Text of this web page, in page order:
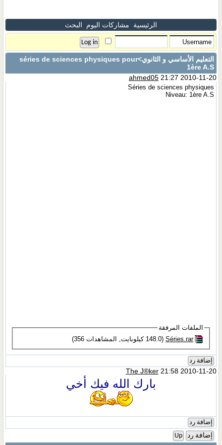
الرئيسية مشاركات اليوم البحث
التعليم الأساسي و الثانوي >séries de sciences physiques pour
1ère A.S
ahmed0521:27 2010-11-20
Séries de sciences physiques
Niveau: 1ère A.S
الملفات المرفقة
Séries.rar‏(148.0 كيلوبايت, المشاهدات 356)
إضافة رد
The J®ker21:58 2010-11-20
بارك الله فيك أخي
إضافة رد
إضافة رد
Up